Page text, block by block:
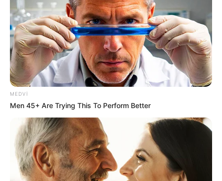
22:48 / 12 İyul 2026 CƏMİYYƏT
Nazirin yeni rütbədə İLK FOTOSU
328
MEDVI
Men 45+ Are Trying This To Perform Better